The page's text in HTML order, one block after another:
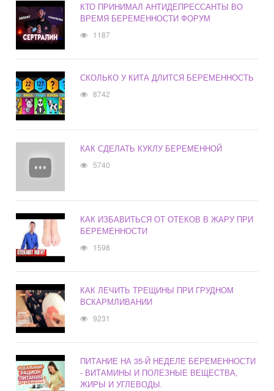
КТО ПРИНИМАЛ АНТИДЕПРЕССАНТЫ ВО
ВРЕМЯ БЕРЕМЕННОСТИ ФОРУМ
1187
СКОЛЬКО У КИТА ДЛИТСЯ БЕРЕМЕННОСТЬ
8742
КАК СДЕЛАТЬ КУКЛУ БЕРЕМЕННОЙ
5740
КАК ИЗБАВИТЬСЯ ОТ ОТЕКОВ В ЖАРУ ПРИ
БЕРЕМЕННОСТИ
1598
КАК ЛЕЧИТЬ ТРЕЩИНЫ ПРИ ГРУДНОМ
ВСКАРМЛИВАНИИ
9231
ПИТАНИЕ НА 35-Й НЕДЕЛЕ БЕРЕМЕННОСТИ
- ВИТАМИНЫ И ПОЛЕЗНЫЕ ВЕЩЕСТВА,
ЖИРЫ И УГЛЕВОДЫ.